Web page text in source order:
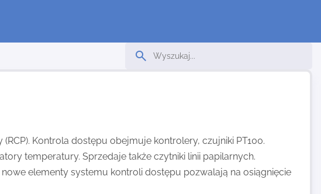
Kontrola dostępu obejmuje kontrolery, czujniki PT100.
temperatury. Sprzedaje także czytniki linii papilarnych.
elementy systemu kontroli dostępu pozwalają na osiągnięcie